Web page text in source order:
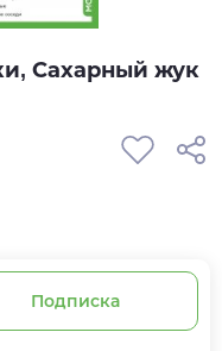
Сахарный жук
Подписка